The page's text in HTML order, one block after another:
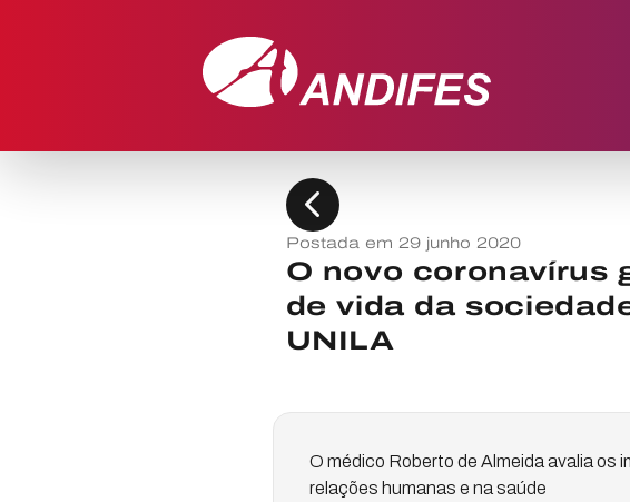
chevron_left
Postada em 29 junho 2020
O novo coronavírus
de vida da
UNILA
O médico Roberto de Almeida avalia os
relações humanas e na saúde